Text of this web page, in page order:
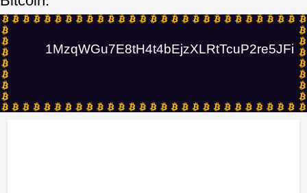
1MzqWGu7E8tH4t4bEjzXLRtTcuP2re5JFi